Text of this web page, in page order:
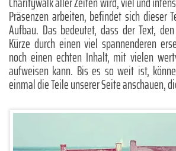
Präsenzen arbeiten, befindet sich dieser
Aufbau. Das bedeutet, dass der Text,
Kürze durch einen viel spannenderen
noch einen echten Inhalt, mit vielen
aufweisen kann. Bis es so weit ist,
einmal die Teile unserer Seite anschauen,